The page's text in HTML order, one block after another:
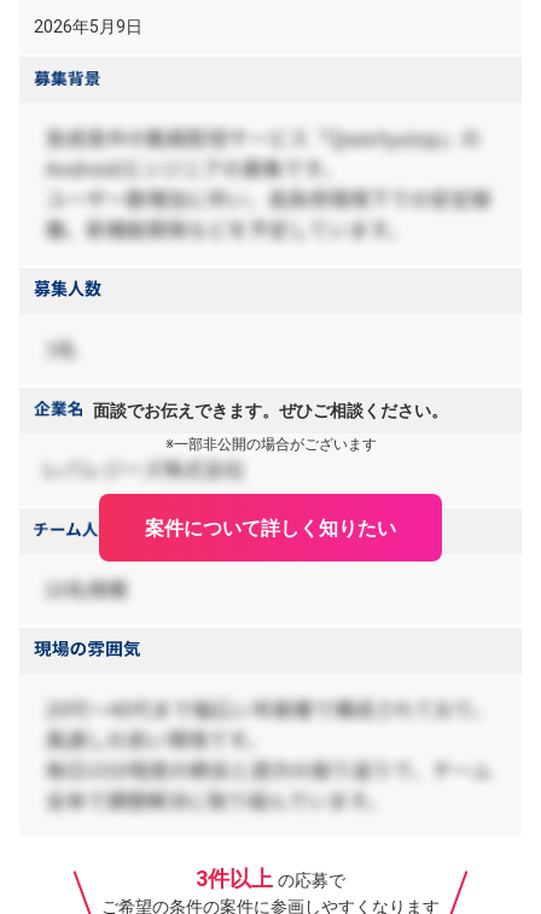
2026年5月9日
面談でお伝えできます。ぜひご相談ください。
※一部非公開の場合がございます
案件について詳しく知りたい
3件以上 の応募で
ご希望の条件の案件に参画しやすくなります